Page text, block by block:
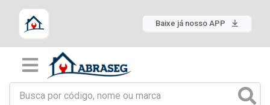
Baixe já nosso APP